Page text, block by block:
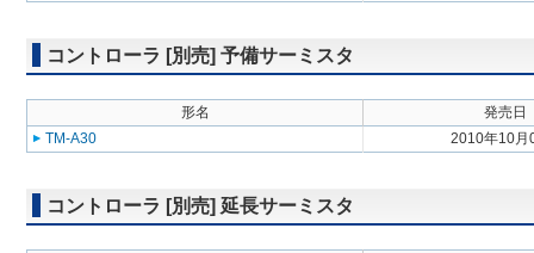
コントローラ [別売] 予備サーミスタ
形名
発売日
TM-A30
2010年10月
コントローラ [別売] 延長サーミスタ